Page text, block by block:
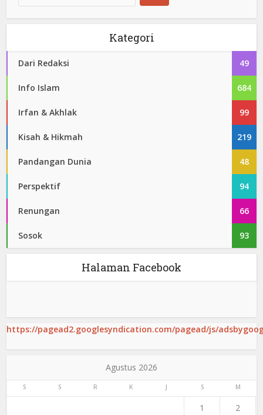
Kategori
Dari Redaksi 49
Info Islam 684
Irfan & Akhlak 99
Kisah & Hikmah 219
Pandangan Dunia 48
Perspektif 94
Renungan 66
Sosok 93
Halaman Facebook
https://pagead2.googlesyndication.com/pagead/js/
Agustus 2026
S S R K J S M
1 2